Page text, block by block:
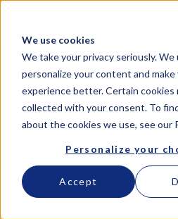
We use cookies
We take your privacy seriously. We
personalize your content and make
experience better. Certain cookies
collected with your consent. To
about the cookies we use, see our
Personalize your
Accept
BLOGUE